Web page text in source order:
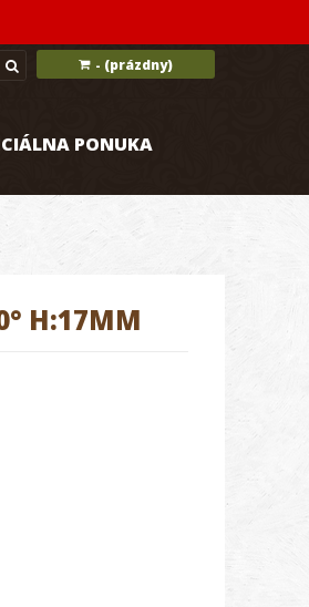
- (prázdny)
PONUKA
H:17MM